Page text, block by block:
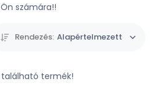
számára!!
Rendezés: Alapértelmezett
termék!